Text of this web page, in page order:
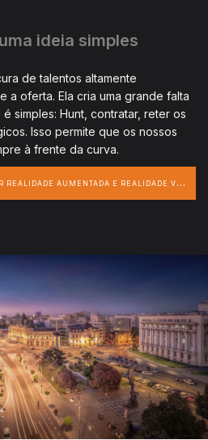
ideia simples
de talentos altamente
a oferta. Ela cria uma grande falta
simples: Hunt, contratar, reter os
Isso permite que os nossos
à frente da curva.
C
ONTRATAR UM DEDICADO AR/VR REALIDADE AUMENTADA E REALIDADE VIRTUAL DESENVOLVEDOR